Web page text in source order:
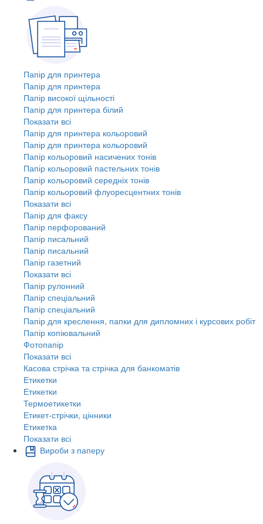
Папір для принтера
Папір для принтера
Папір високої щільності
Папір для принтера білий
Показати всі
Папір для принтера кольоровий
Папір для принтера кольоровий
Папір кольоровий насичених тонів
Папір кольоровий пастельних тонів
Папір кольоровий середніх тонів
Папір кольоровий флуоресцентних тонів
Показати всі
Папір для факсу
Папір перфорований
Папір писальний
Папір писальний
Папір газетний
Показати всі
Папір рулонний
Папір спеціальний
Папір спеціальний
Папір для креслення, папки для дипломних і курсових робіт
Папір копіювальний
Фотопапір
Показати всі
Касова стрічка та стрічка для банкоматів
Етикетки
Етикетки
Термоетикетки
Етикет-стрічки, цінники
Етикетка
Показати всі
Вироби з паперу